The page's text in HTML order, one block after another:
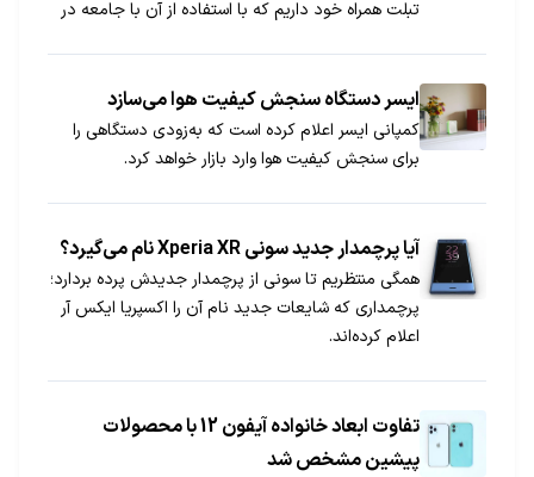
تبلت همراه خود داریم که با استفاده از آن با جامعه در
ایسر دستگاه سنجش کیفیت هوا می‌سازد
کمپانی ایسر اعلام کرده است که به‌زودی دستگاهی را
برای سنجش کیفیت هوا وارد بازار خواهد کرد.
آیا پرچمدار جدید سونی Xperia XR نام می‌گیرد؟
همگی منتظریم تا سونی از پرچمدار جدیدش پرده بردارد؛
پرچمداری که شایعات جدید نام آن را اکسپریا ایکس آر
اعلام کرده‌اند.
تفاوت ابعاد خانواده آیفون 12 با محصولات
پیشین مشخص شد